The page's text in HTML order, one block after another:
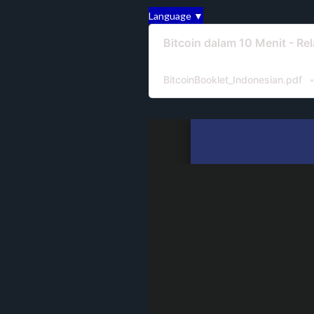
Language ▼
Bitcoin dalam 10 Menit -
BitcoinBooklet_Indonesian.pdf